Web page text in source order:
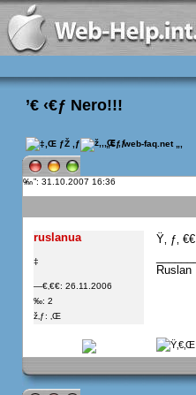
’€ ‹€ƒ Nero!!!
 „€ƒ web-faq.net
”: 31.10.2007 16:36
ruslanua
‡
—€‚€€: 26.11.2006
‰: 2
ž‚ƒ: ‚Œ
Ÿ‚ ƒ‚
Ruslan